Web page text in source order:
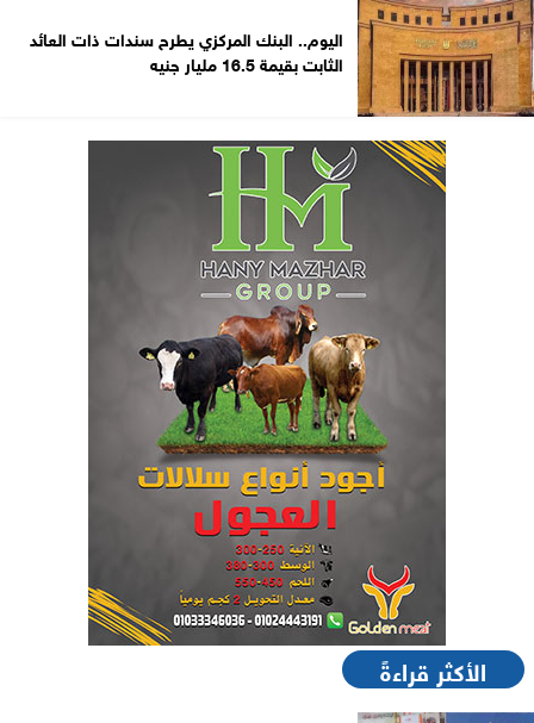
اليوم.. البنك المركزي يطرح سندات ذات العائد
الثابت بقيمة 16.5 مليار جنيه
الأكثر قراءةً